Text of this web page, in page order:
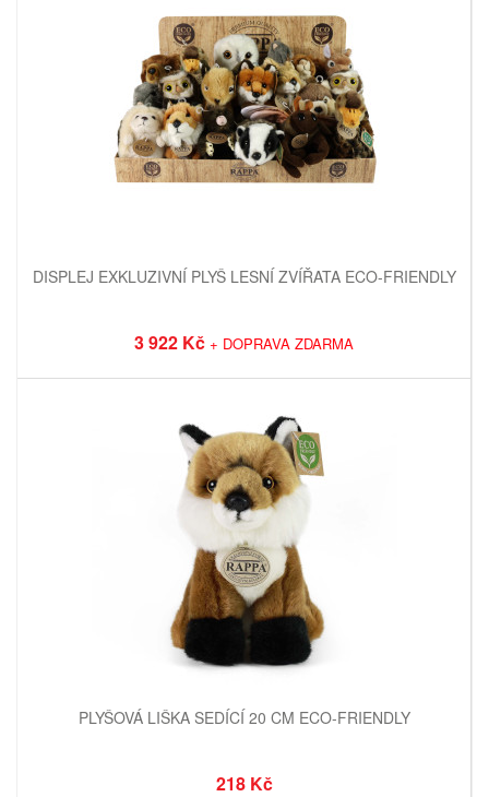
DISPLEJ EXKLUZIVNÍ PLYŠ LESNÍ ZVÍŘATA ECO-FRIENDLY
3 922 Kč + DOPRAVA ZDARMA
PLYŠOVÁ LIŠKA SEDÍCÍ 20 CM ECO-FRIENDLY
218 Kč